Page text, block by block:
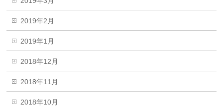
2019年2月
2019年1月
2018年12月
2018年11月
2018年10月